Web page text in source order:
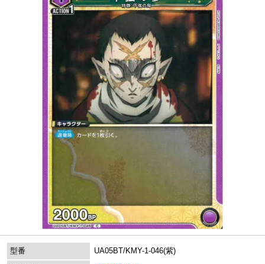
型番 UA05BT/KMY-1-046(紫)